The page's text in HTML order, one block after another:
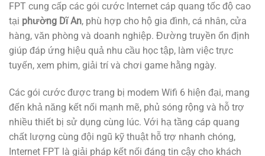
FPT cung cấp các gói cước Internet cáp quang tốc độ cao
tại phường Dĩ An, phù hợp cho hộ gia đình, cá nhân, cửa
hàng, văn phòng và doanh nghiệp. Đường truyền ổn định
giúp đáp ứng hiệu quả nhu cầu học tập, làm việc trực
tuyến, xem phim, giải trí và chơi game hằng ngày.
Các gói cước được trang bị modem Wifi 6 hiện đại, mang
đến khả năng kết nối mạnh mẽ, phủ sóng rộng và hỗ trợ
nhiều thiết bị sử dụng cùng lúc. Với hạ tầng cáp quang
chất lượng cùng đội ngũ kỹ thuật hỗ trợ nhanh chóng,
Internet FPT là giải pháp kết nối đáng tin cậy cho khách